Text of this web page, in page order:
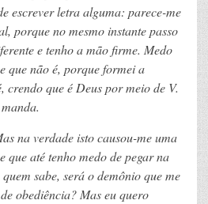
escrever letra alguma: parece-me
porque no mesmo instante passo
e tenho a mão firme. Medo
que não é, porque formei a
crendo que é Deus por meio de V.
na verdade isto causou-me uma
que até tenho medo de pegar na
sabe, será o demônio que me
obediência? Mas eu quero